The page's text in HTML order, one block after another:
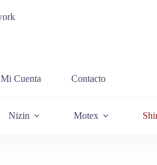
Mi Cuenta Contacto
Nizin Motex